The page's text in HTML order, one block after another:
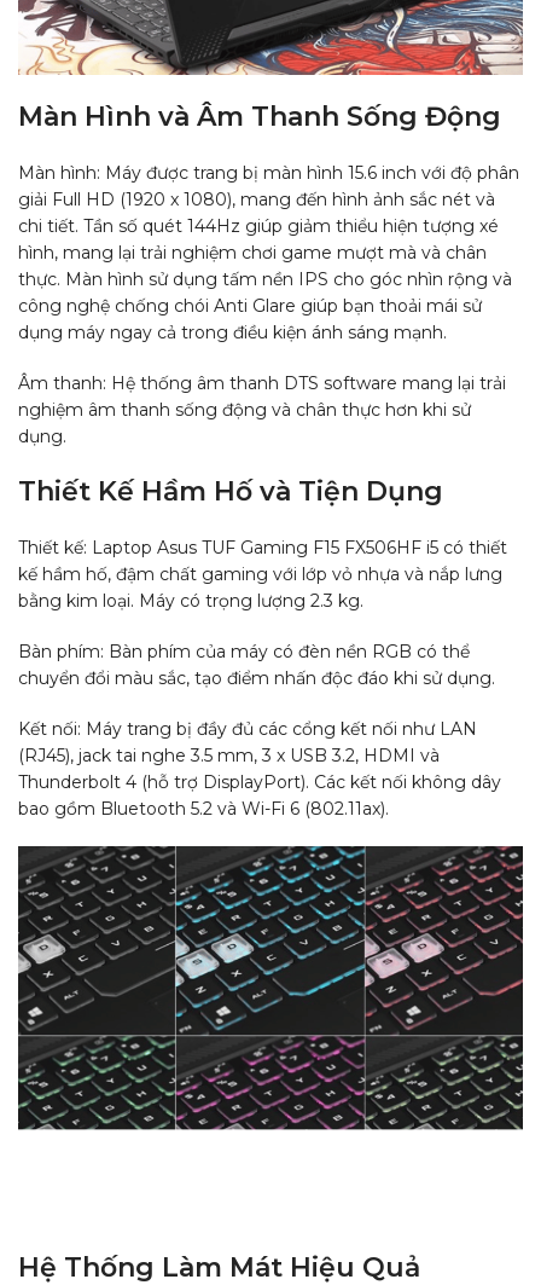
Màn Hình và Âm Thanh Sống Động
Màn hình: Máy được trang bị màn hình 15.6 inch với độ phân
giải Full HD (1920 x 1080), mang đến hình ảnh sắc nét và
chi tiết. Tần số quét 144Hz giúp giảm thiểu hiện tượng xé
hình, mang lại trải nghiệm chơi game mượt mà và chân
thực. Màn hình sử dụng tấm nền IPS cho góc nhìn rộng và
công nghệ chống chói Anti Glare giúp bạn thoải mái sử
dụng máy ngay cả trong điều kiện ánh sáng mạnh.
Âm thanh: Hệ thống âm thanh DTS software mang lại trải
nghiệm âm thanh sống động và chân thực hơn khi sử
dụng.
Thiết Kế Hầm Hố và Tiện Dụng
Thiết kế: Laptop Asus TUF Gaming F15 FX506HF i5 có thiết
kế hầm hố, đậm chất gaming với lớp vỏ nhựa và nắp lưng
bằng kim loại. Máy có trọng lượng 2.3 kg.
Bàn phím: Bàn phím của máy có đèn nền RGB có thể
chuyển đổi màu sắc, tạo điểm nhấn độc đáo khi sử dụng.
Kết nối: Máy trang bị đầy đủ các cổng kết nối như LAN
(RJ45), jack tai nghe 3.5 mm, 3 x USB 3.2, HDMI và
Thunderbolt 4 (hỗ trợ DisplayPort). Các kết nối không dây
bao gồm Bluetooth 5.2 và Wi-Fi 6 (802.11ax).
Hệ Thống Làm Mát Hiệu Quả